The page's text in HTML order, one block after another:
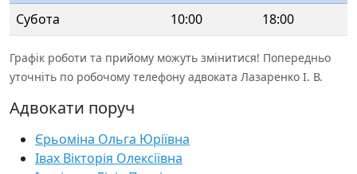
Субота
10:00 18:00
Графік роботи та прийому можуть змінитися! Попередньо
уточніть по робочому телефону адвоката Лазаренко І. В.
Адвокати поруч
Єрьоміна Ольга Юріївна
Івах Вікторія Олексіївна